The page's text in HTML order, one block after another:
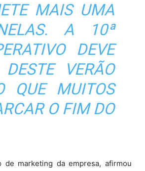
MAIS UMA
A 10ª
DEVE
VERÃO
QUE MUITOS
O FIM DO
de marketing da empresa, afirmou